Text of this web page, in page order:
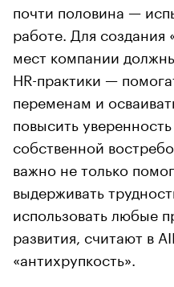
почти половина —
работе. Для создания
мест компании
HR-практики —
переменам и
повысить
собственной
важно не только
выдерживать
использовать любые
развития, считают в
«антихрупкость».